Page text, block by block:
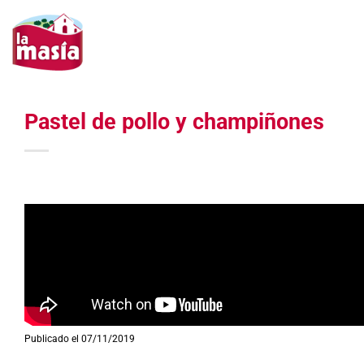
contenido
Pastel de pollo y champiñones
Publicado el 07/11/2019